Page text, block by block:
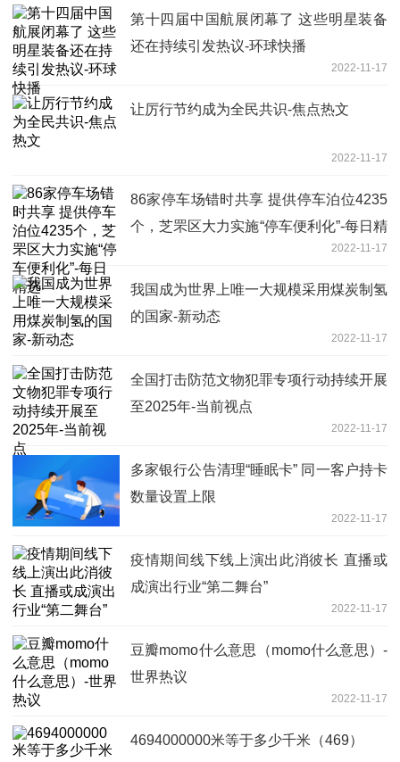
第十四届中国航展闭幕了 这些明星装备
还在持续引发热议-环球快播
2022-11-17
让厉行节约成为全民共识-焦点热文
2022-11-17
86家停车场错时共享 提供停车泊位4235
个，芝罘区大力实施“停车便利化”-每日精
2022-11-17
我国成为世界上唯一大规模采用煤炭制氢
的国家-新动态
2022-11-17
全国打击防范文物犯罪专项行动持续开展
至2025年-当前视点
2022-11-17
多家银行公告清理“睡眠卡” 同一客户持卡
数量设置上限
2022-11-17
疫情期间线下线上演出此消彼长 直播或
成演出行业“第二舞台”
2022-11-17
豆瓣momo什么意思（momo什么意思）-
世界热议
2022-11-17
4694000000米等于多少千米（469）